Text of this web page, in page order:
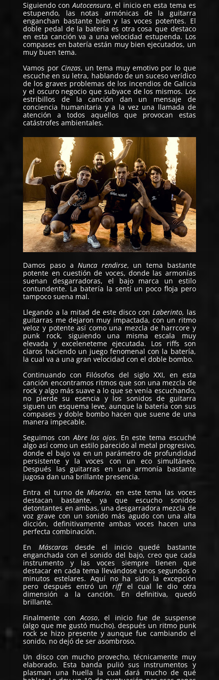
Siguiendo conAutocensura, el inicio en esta tema es
estupendo, las notas armónicas de la guitarra
enganchan bastante bien y las voces potentes. El
doble pedal de la batería es otra cosa que destaco
en esta canción va a una velocidad estupenda. Los
compases en batería están muy bien ejecutados, un
muy buen tema.
Vamos por Cinzas, un tema muy emotivo por lo que
escuche en su letra, hablando de un suceso verídico
de los graves problemas de los incendios de Galicia
y el oscuro negocio que subyace de los mismos. Los
estribillos de la canción dan un mensaje de
conciencia humanitaria y a la vez una llamada de
atención a todos aquellos que provocan estas
catástrofes ambientales.
Damos paso aNunca rendirse, un tema bastante
potente en cuestión de voces, donde las armonías
suenan desgarradoras, el bajo marca un estilo
contundente. La batería la sentí un poco floja pero
tampoco suena mal.
Llegando a la mitad de este disco conLaberinto, las
guitarras me dejaron muy impactada, con un ritmo
veloz y potente así como una mezcla de harrcore y
punk rock, siguiendo una misma escala muy
elevada y exceleneteme ejecutada. Los riffs son
claros haciendo un juego fenomenal con la batería,
la cual va a una gran velocidad con el doble bombo.
Continuando con Filósofos del siglo XXI, en esta
canción encontramos ritmos que son una mezcla de
rock y algo más suave a lo que se venía escuchando,
no pierde su esencia y los sonidos de guitarra
siguen un esquema leve, aunque la batería con sus
compases y doble bombo hacen que suene de una
manera impecable.
Seguimos conAbre los ojos. En este tema escuché
algo así como un estilo parecido al metal progresivo,
donde el bajo va en un parámetro de profundidad
persistente y la voces con un eco simultáneo.
Después las guitarras en una armonía bastante
jugosa dan una brillante presencia.
Entra el turno deMiseria, en este tema las voces
destacan bastante, ya que escucho sonidos
detontantes en ambas, una desgarradora mezcla de
voz grave con un sonido más agudo con una alta
dicción, definitivamente ambas voces hacen una
perfecta combinación.
En Máscarasdesde el inicio quedé bastante
enganchada con el sonido del bajo, creo que cada
instrumento y las voces siempre tienen que
destacar en cada tema llevándose unos segundos o
minutos estelares. Aquí no ha sido la excepción
pero después entró unriff el cual le dio otra
dimensión a la canción. En definitiva, quedó
brillante.
Finalmente conAcoso, el inicio fue de suspense
(algo que me gustó mucho). después un ritmo punk
rock se hizo presente y aunque fue cambiando el
sonido, no dejó de ser asombroso.
Un disco con mucho provecho, técnicamente muy
elaborado. Esta banda pulió sus instrumentos y
plasman una huella la cual dará mucho de qué